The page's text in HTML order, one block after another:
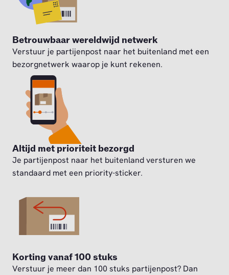
Betrouwbaar wereldwijd netwerk
Verstuur je partijenpost naar het buitenland met een
bezorgnetwerk waarop je kunt rekenen.
Altijd met prioriteit bezorgd
Je partijenpost naar het buitenland versturen we
standaard met een priority-sticker.
Korting vanaf 100 stuks
Verstuur je meer dan 100 stuks partijenpost? Dan